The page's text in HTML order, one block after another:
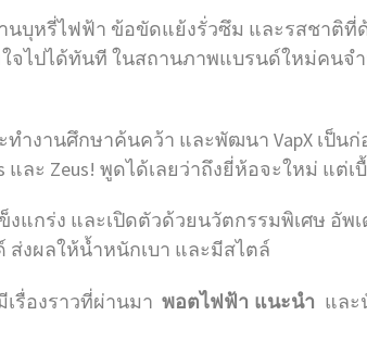
บุหรี่ไฟฟ้า ข้อขัดแย้งรั่วซึม และรสชาติที่
ไปได้ทันที ในสถานภาพแบรนด์ใหม่คนจำ
ทำงานศึกษาค้นคว้า และพัฒนา VapX เป็
และ Zeus! พูดได้เลยว่าถึงยี่ห้อจะใหม่ แ
งแกร่ง และเปิดตัวด้วยนวัตกรรมพิเศษ
งผลให้น้ำหนักเบา และมีสไตล์
รื่องราวที่ผ่านมา พอตไฟฟ้า แนะนํา และ